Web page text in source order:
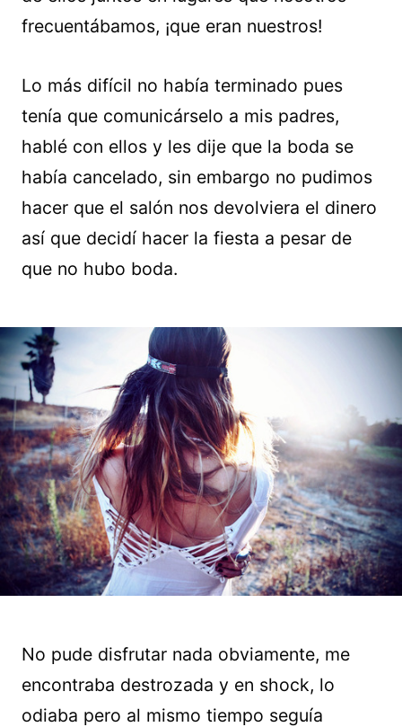
frecuentábamos, ¡que eran nuestros!
Lo más difícil no había terminado pues
tenía que comunicárselo a mis padres,
hablé con ellos y les dije que la boda se
había cancelado, sin embargo no pudimos
hacer que el salón nos devolviera el dinero
así que decidí hacer la fiesta a pesar de
que no hubo boda.
No pude disfrutar nada obviamente, me
encontraba destrozada y en shock, lo
odiaba pero al mismo tiempo seguía